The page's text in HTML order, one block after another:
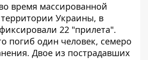
время массированной
Украины, в
22 "прилета".
погиб один человек, семеро
Двое из пострадавших